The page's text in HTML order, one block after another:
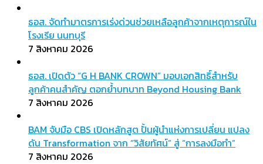
ธอส. จัดทำมาตรการเร่งด่วนช่วยเหลือลูกค้าจากเหตุการณ์ใน
โรงเรีย นนทบุรี
7 สิงหาคม 2026
ธอส. เปิดตัว “G H BANK CROWN” มอบเอกสิทธิ์สำหรับ
ลูกค้าคนสำคัญ ตอกย้ำบทบาท Beyond Housing Bank
7 สิงหาคม 2026
BAM จับมือ CBS เปิดหลักสูต ปั้นผู้นำแห่งการเปลี่ยน แปลง
ดัน Transformation จาก “วิสัยทัศน์” สู่ “การลงมือทำ”
7 สิงหาคม 2026